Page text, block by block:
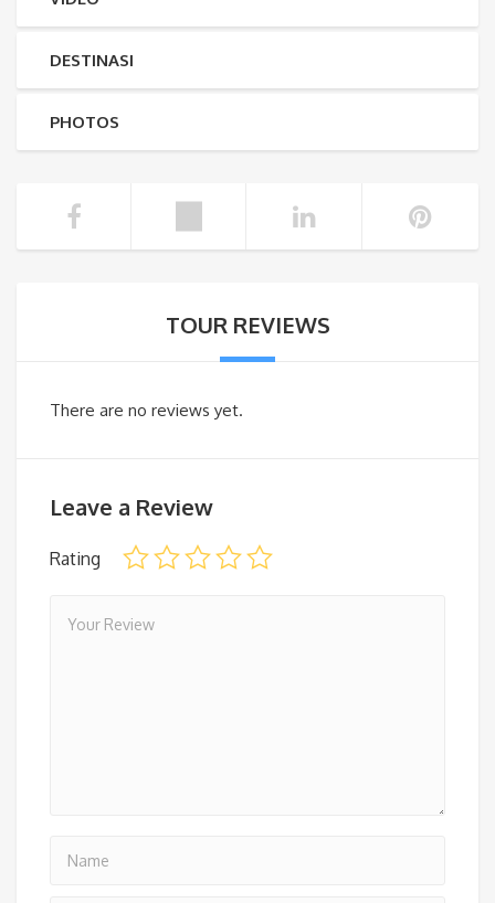
DESTINASI
PHOTOS
TOUR REVIEWS
There are no reviews yet.
Leave a Review
Rating